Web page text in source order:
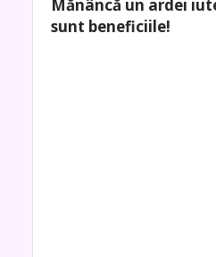
Mănâncă un ardei
sunt beneficiile!